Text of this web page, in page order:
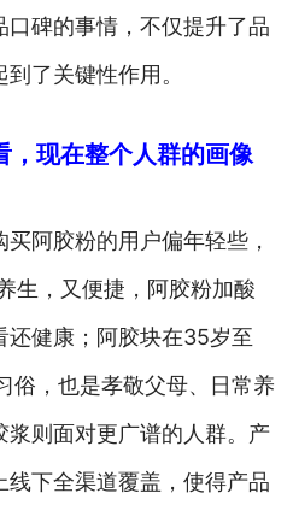
碑的事情，不仅提升了品
了关键性作用。
，现在整个人群的画像
阿胶粉的用户偏年轻些，
生，又便捷，阿胶粉加酸
还健康；阿胶块在35岁至
俗，也是孝敬父母、日常养
则面对更广谱的人群。产
下全渠道覆盖，使得产品